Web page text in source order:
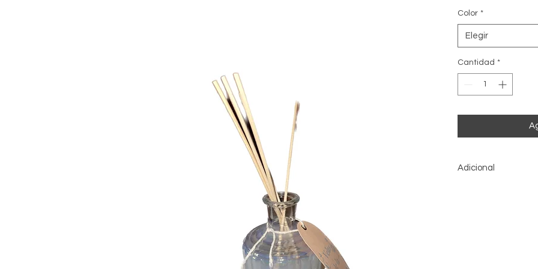
Color *
Elegir
Cantidad *
Adicional